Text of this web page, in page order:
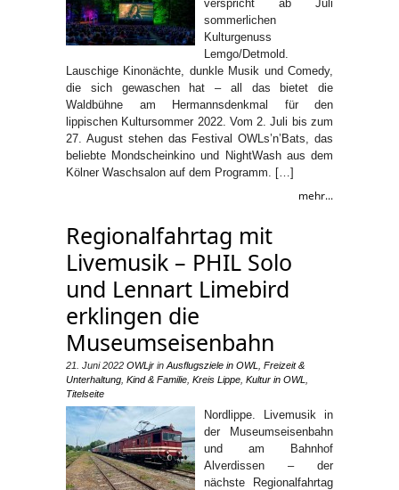
verspricht ab Juli
sommerlichen
Kulturgenuss
Lemgo/Detmold.
Lauschige Kinonächte, dunkle Musik und Comedy,
die sich gewaschen hat – all das bietet die
Waldbühne am Hermannsdenkmal für den
lippischen Kultursommer 2022. Vom 2. Juli bis zum
27. August stehen das Festival OWLs’n’Bats, das
beliebte Mondscheinkino und NightWash aus dem
Kölner Waschsalon auf dem Programm. […]
mehr...
Regionalfahrtag mit
Livemusik – PHIL Solo
und Lennart Limebird
erklingen die
Museumseisenbahn
21. Juni 2022 OWLjr in Ausflugsziele in OWL
Freizeit &
Unterhaltung Kind & Familie Kreis Lippe Kultur in OWL
Titelseite
Nordlippe. Livemusik in
der Museumseisenbahn
und am Bahnhof
Alverdissen – der
nächste Regionalfahrtag